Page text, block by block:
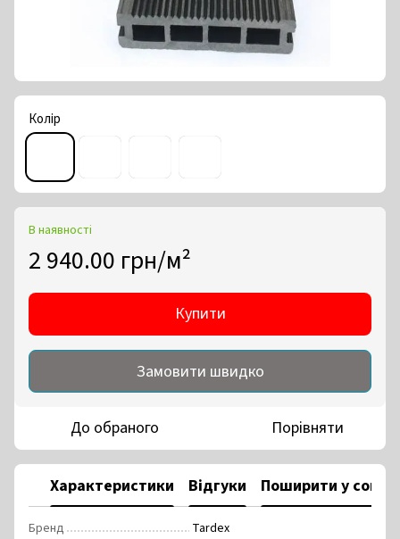
Колір
В наявності
2 940.00 грн/м²
Купити
Замовити швидко
До обраного Порівняти
Характеристики Відгуки Поширити у
Бренд
Tardex